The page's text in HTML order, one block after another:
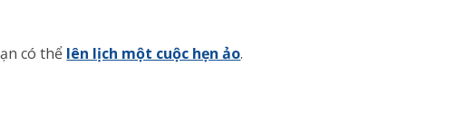
có thể lên lịch một cuộc hẹn ảo.